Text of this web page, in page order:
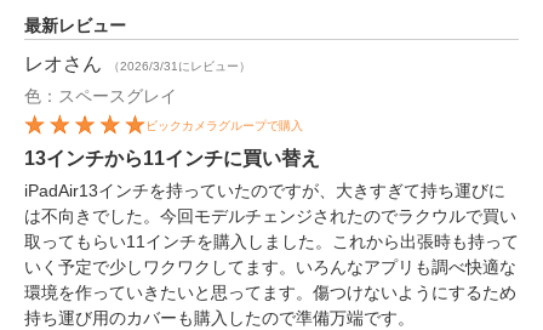
最新レビュー
レオさん （2026/3/31にレビュー）
色：スペースグレイ
ビックカメラグループで購入
13インチから11インチに買い替え
iPadAir13インチを持っていたのですが、大きすぎて持ち運びに
は不向きでした。今回モデルチェンジされたのでラクウルで買い
取ってもらい11インチを購入しました。これから出張時も持って
いく予定で少しワクワクしてます。いろんなアプリも調べ快適な
環境を作っていきたいと思ってます。傷つけないようにするため
持ち運び用のカバーも購入したので準備万端です。